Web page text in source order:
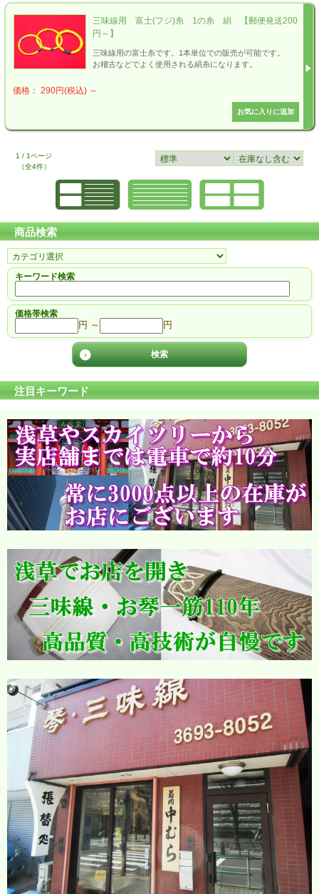
三味線用 富士(フジ)糸 1の糸 絹 【郵便発送200
円～】
三味線用の富士糸です。1本単位での販売が可能です。
お稽古などでよく使用される絹糸になります。
価格： 290円(税込) ～
1 / 1ページ
（全4件）
商品検索
キーワード検索
価格帯検索
円 ～ 円
注目キーワード